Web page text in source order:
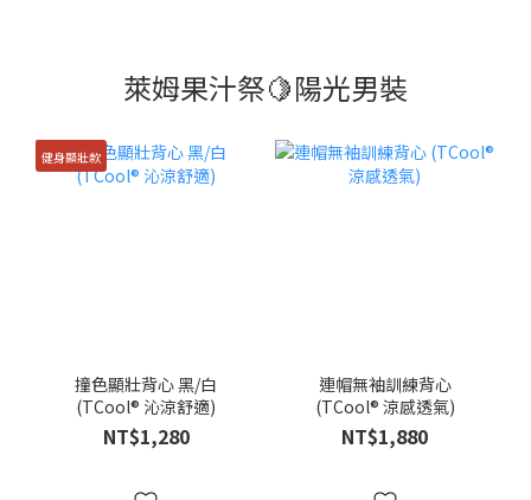
萊姆果汁祭🍋陽光男裝
健身顯壯款
撞色顯壯背心 黑/白
(TCool® 沁涼舒適)
NT$1,280
連帽無袖訓練背心
(TCool® 涼感透氣)
NT$1,880